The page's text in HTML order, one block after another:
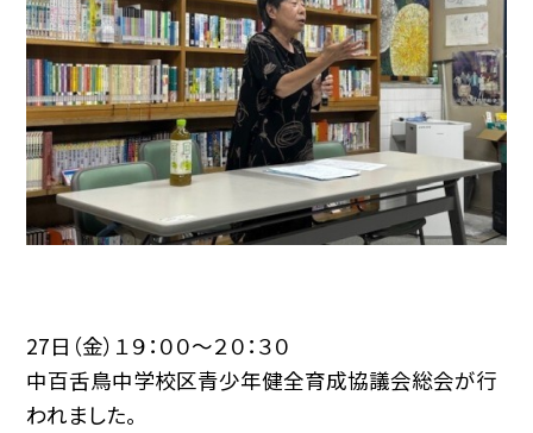
27日（金）１９：００～２０：３０
中百舌鳥中学校区青少年健全育成協議会総会が行
われました。